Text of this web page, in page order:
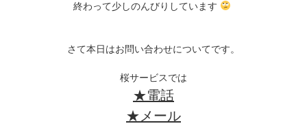
終わって少しのんびりしています
さて本日はお問い合わせについてです。
桜サービスでは
★電話
★メール